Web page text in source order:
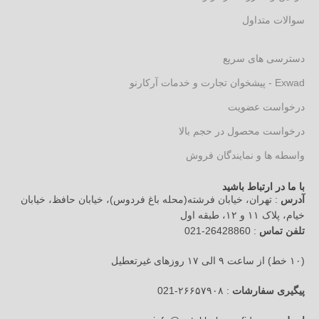
سوالات متداول
دسترسی های سریع
Exwad - پیشخوان تجارت و خدمات آرکارنو
درخواست عضویت
درخواست محصول در حجم بالا
واسطه ها و نمایندگان فروش
با ما در ارتباط باشید
آدرس : تهران، خیابان فرشته(محله باغ فردوس)، خیابان حافظ، خیابان
خیام، پلاک ۱۱ و ۱۲، طبقه اول
تلفن تماس : 26428860-021
(۱۰ خط) از ساعت ۹ الی ۱۷ روزهای غیرتعطیل
پیگیری سفارشات : ۲۶۶۵۷۹۰۸-021